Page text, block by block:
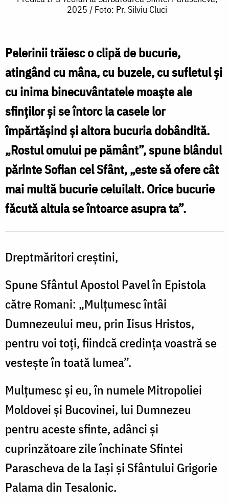
la
Sărbătoarea
Sfintei
Parascheva,
2025
/
Foto:
Pr.
Silviu
Cluci
2025 / Foto: Pr. Silviu Cluci
Pelerinii trăiesc o clipă de bucurie,
atingând cu mâna, cu buzele, cu sufletul și
cu inima binecuvântatele moaște ale
sfinților și se întorc la casele lor
împărtășind și altora bucuria dobândită.
„Rostul omului pe pământ”, spune blândul
părinte Sofian cel Sfânt, „este să ofere cât
mai multă bucurie celuilalt. Orice bucurie
făcută altuia se întoarce asupra ta”.
Dreptmăritori creștini,
Spune Sfântul Apostol Pavel în Epistola
către Romani: „Mulțumesc întâi
Dumnezeului meu, prin Iisus Hristos,
pentru voi toți, fiindcă credința voastră se
vestește în toată lumea”.
Mulțumesc și eu, în numele Mitropoliei
Moldovei și Bucovinei, lui Dumnezeu
pentru aceste sfinte, adânci și
cuprinzătoare zile închinate Sfintei
Parascheva de la Iași și Sfântului Grigorie
Palama din Tesalonic.